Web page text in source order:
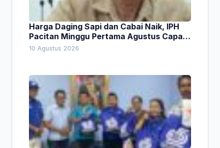
Harga Daging Sapi dan Cabai Naik, IPH
Pacitan Minggu Pertama Agustus Capai
1,66 Persen. Ini Penjelasan Kabag Ayub
10 Agustus 2026